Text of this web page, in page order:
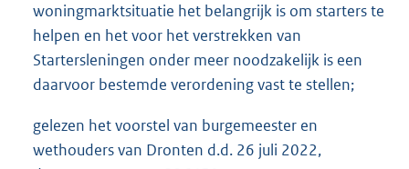
woningmarktsituatie het belangrijk is om starters te
helpen en het voor het verstrekken van
Startersleningen onder meer noodzakelijk is een
daarvoor bestemde verordening vast te stellen;
gelezen het voorstel van burgemeester en
wethouders van Dronten d.d. 26 juli 2022,